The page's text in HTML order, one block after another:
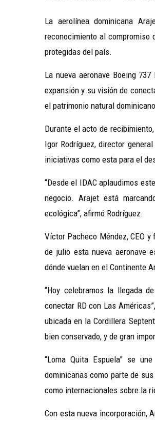
La aerolínea dominicana
reconocimiento al compromiso
protegidas del país.
La nueva aeronave Boeing
expansión y su visión de
el patrimonio natural
Durante el acto de
Igor Rodríguez, director
iniciativas como esta para el
“Desde el IDAC aplaudimos
negocio. Arajet está
ecológica”, afirmó Rodríguez.
Víctor Pacheco Méndez, CEO
de julio esta nueva aeronave
dónde vuelan en el Continente
“Hoy celebramos la llegada
conectar RD con Las
ubicada en la Cordillera
bien conservado, y de gran
“Loma Quita Espuela” se
dominicanas como parte de
como internacionales sobre la
Con esta nueva incorporación,